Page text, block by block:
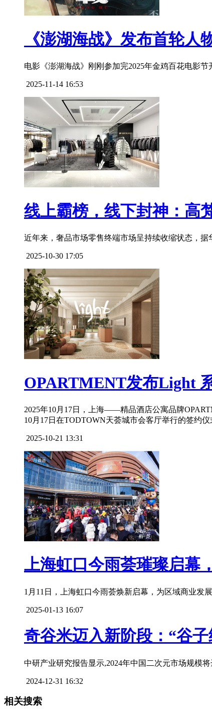
《澎湖海战》发布首轮
电影《澎湖海战》刚刚参加完2025年金鸡百花电影
2025-11-14 16:53
线上霸榜，线下封神：高
近年来，奢品市场零售终端市场呈持续收缩状态，
2025-10-30 17:05
OPARTMENT发布Light
2025年10月17日，上海——精品酒店公寓品牌
10月17日在TODTOWN天荟城市会客厅举行的签约
2025-10-21 13:31
上海虹口今雨荟璀璨启幕
1月11日，上海虹口今雨荟焕新启幕，为区域商业发
2025-01-13 16:07
奇谷米迈入新阶段：“谷
中研产业研究报告显示,2024年中国二次元市场规模
2024-12-31 16:32
相关搜索